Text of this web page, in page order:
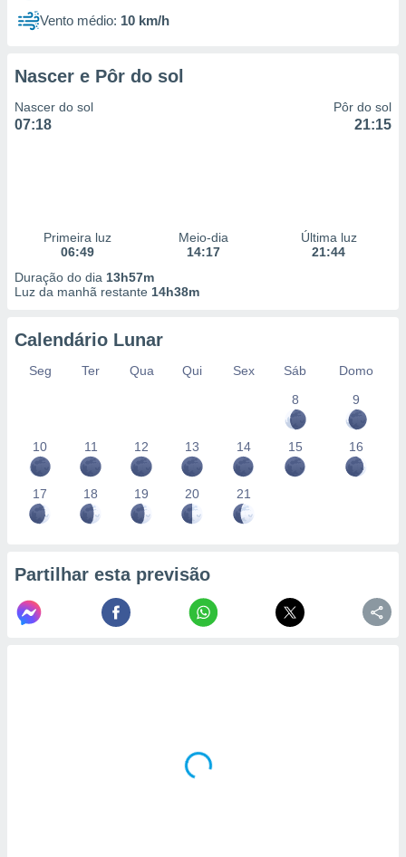
Vento médio: 10 km/h
Nascer e Pôr do sol
Nascer do sol
07:18
Pôr do sol
21:15
Primeira luz
06:49
Meio-dia
14:17
Última luz
21:44
Duração do dia 13h57m
Luz da manhã restante 14h38m
Calendário Lunar
Seg Ter Qua Qui Sex Sáb
Domo
8
9
10 11 12 13 14 15 16
17 18 19 20 21
Partilhar esta previsão